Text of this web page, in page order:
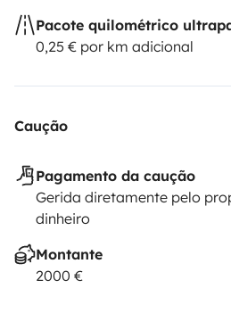
Pacote quilométrico
0,25 € por km adicional
Caução
Pagamento da caução
Gerida diretamente pelo
dinheiro
Montante
2000 €